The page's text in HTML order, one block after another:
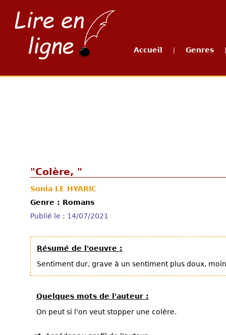
Accueil Genres
"Colère, "
Sonia LE HYARIC
Genre : Romans
Publié le : 14/07/2021
Résumé de l'oeuvre :
Sentiment dur, grave à un sentiment plus doux,
Quelques mots de l'auteur :
On peut si l'on veut stopper une colère.